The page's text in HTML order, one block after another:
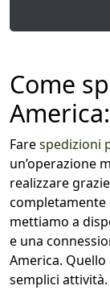
Come
Farespedizioni
un’operazione
realizzare
completamente
mettiamo a
e una
America.
semplici